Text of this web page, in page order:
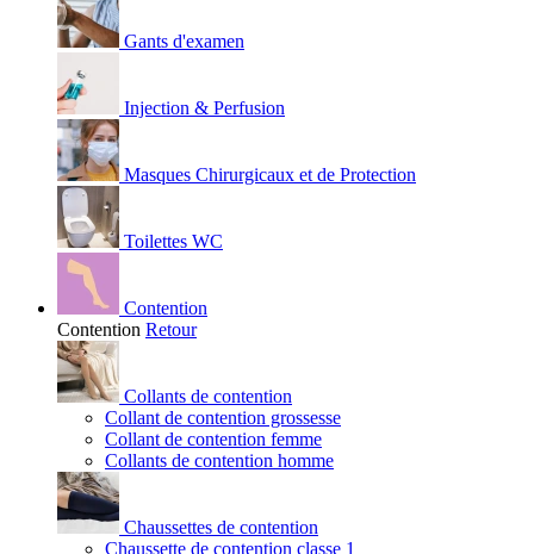
Gants d'examen
Injection & Perfusion
Masques Chirurgicaux et de Protection
Toilettes WC
Contention
Contention Retour
Collants de contention
Collant de contention grossesse
Collant de contention femme
Collants de contention homme
Chaussettes de contention
Chaussette de contention classe 1